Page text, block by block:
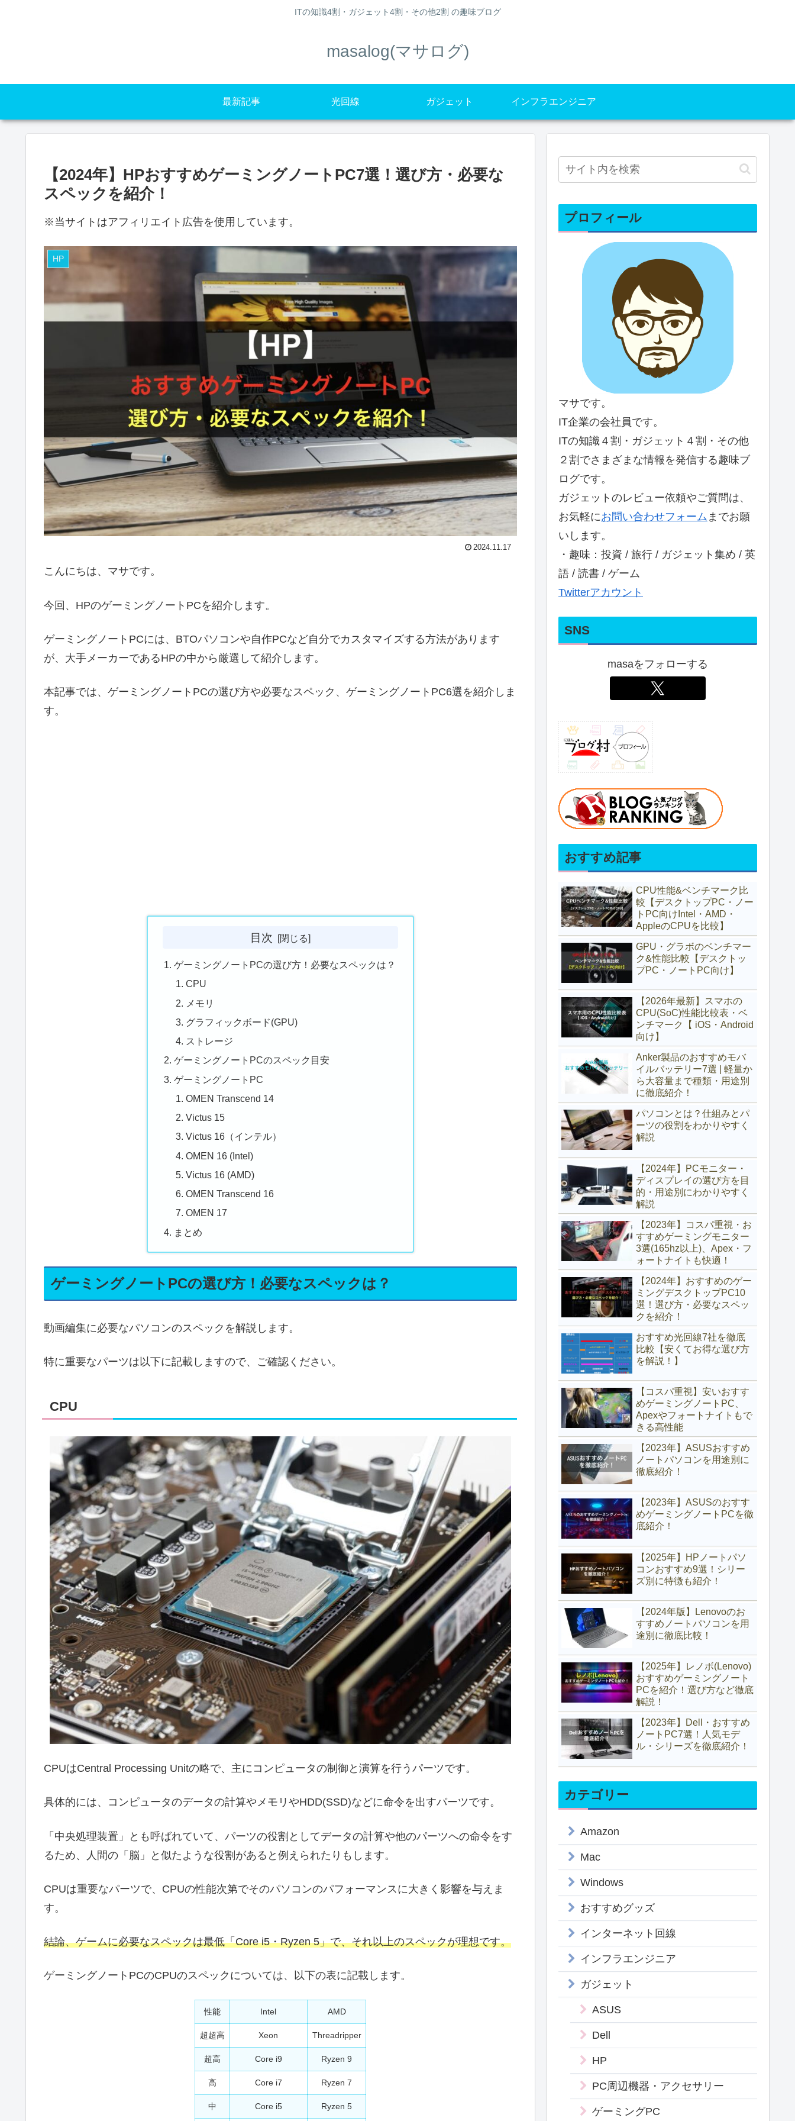
ITの知識4割・ガジェット4割・その他2割 の趣味ブログ
masalog(マサログ)
最新記事 光回線 ガジェット インフラエンジニア
【2024年】HPおすすめゲーミングノートPC7選！選び方・必要な
スペックを紹介！
※当サイトはアフィリエイト広告を使用しています。
HP
2024.11.17
こんにちは、マサです。
今回、HPのゲーミングノートPCを紹介します。
ゲーミングノートPCには、BTOパソコンや自作PCなど自分でカスタマイズする方法があります
が、大手メーカーであるHPの中から厳選して紹介します。
本記事では、ゲーミングノートPCの選び方や必要なスペック、ゲーミングノートPC6選を紹介しま
す。
目次
ゲーミングノートPCの選び方！必要なスペックは？
CPU
メモリ
グラフィックボード(GPU)
ストレージ
ゲーミングノートPCのスペック目安
ゲーミングノートPC
OMEN Transcend 14
Victus 15
Victus 16（インテル）
OMEN 16 (Intel)
Victus 16 (AMD)
OMEN Transcend 16
OMEN 17
まとめ
ゲーミングノートPCの選び方！必要なスペックは？
動画編集に必要なパソコンのスペックを解説します。
特に重要なパーツは以下に記載しますので、ご確認ください。
CPU
CPUはCentral Processing Unitの略で、主にコンピュータの制御と演算を行うパーツです。
具体的には、コンピュータのデータの計算やメモリやHDD(SSD)などに命令を出すパーツです。
「中央処理装置」とも呼ばれていて、パーツの役割としてデータの計算や他のパーツへの命令をす
るため、人間の「脳」と似たような役割があると例えられたりもします。
CPUは重要なパーツで、CPUの性能次第でそのパソコンのパフォーマンスに大きく影響を与えま
す。
結論、ゲームに必要なスペックは最低「Core i5・Ryzen 5」で、それ以上のスペックが理想です。
ゲーミングノートPCのCPUのスペックについては、以下の表に記載します。
性能 Intel AMD
超超高 Xeon Threadripper
超高 Core i9 Ryzen 9
高 Core i7 Ryzen 7
中 Core i5 Ryzen 5
プロフィール
マサです。
IT企業の会社員です。
ITの知識４割・ガジェット４割・その他
２割でさまざまな情報を発信する趣味ブ
ログです。
ガジェットのレビュー依頼やご質問は、
お気軽にお問い合わせフォーム までお願
いします。
・趣味：投資 / 旅行 / ガジェット集め / 英
語 / 読書 / ゲーム
Twitterアカウント
SNS
masaをフォローする
おすすめ記事
CPU性能&ベンチマーク比
較【デスクトップPC・ノー
トPC向けIntel・AMD・
AppleのCPUを比較】
GPU・グラボのベンチマー
ク&性能比較【デスクトッ
プPC・ノートPC向け】
【2026年最新】スマホの
CPU(SoC)性能比較表・ベ
ンチマーク【 iOS・Android
向け】
Anker製品のおすすめモバ
イルバッテリー7選 | 軽量か
ら大容量まで種類・用途別
に徹底紹介！
パソコンとは？仕組みとパ
ーツの役割をわかりやすく
解説
【2024年】PCモニター・
ディスプレイの選び方を目
的・用途別にわかりやすく
解説
【2023年】コスパ重視・お
すすめゲーミングモニター
3選(165hz以上)、Apex・フ
ォートナイトも快適！
【2024年】おすすめのゲー
ミングデスクトップPC10
選！選び方・必要なスペッ
クを紹介！
おすすめ光回線7社を徹底
比較【安くてお得な選び方
を解説！】
【コスパ重視】安いおすす
めゲーミングノートPC、
Apexやフォートナイトもで
きる高性能
【2023年】ASUSおすすめ
ノートパソコンを用途別に
徹底紹介！
【2023年】ASUSのおすす
めゲーミングノートPCを徹
底紹介！
【2025年】HPノートパソ
コンおすすめ9選！シリー
ズ別に特徴も紹介！
【2024年版】Lenovoのお
すすめノートパソコンを用
途別に徹底比較！
【2025年】レノボ(Lenovo)
おすすめゲーミングノート
PCを紹介！選び方など徹底
解説！
【2023年】Dell・おすすめ
ノートPC7選！人気モデ
ル・シリーズを徹底紹介！
カテゴリー
Amazon
Mac
Windows
おすすめグッズ
インターネット回線
インフラエンジニア
ガジェット
ASUS
Dell
HP
PC周辺機器・アクセサリー
ゲーミングPC